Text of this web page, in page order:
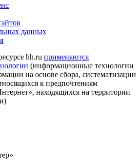
данных
hh.ru применяются
(информационные технологии
на основе сбора, систематизации
к предпочтениям
находящихся на территории